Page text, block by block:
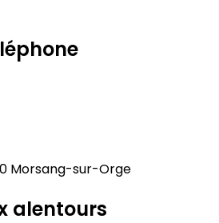
Morsang-sur-Orge
alentours